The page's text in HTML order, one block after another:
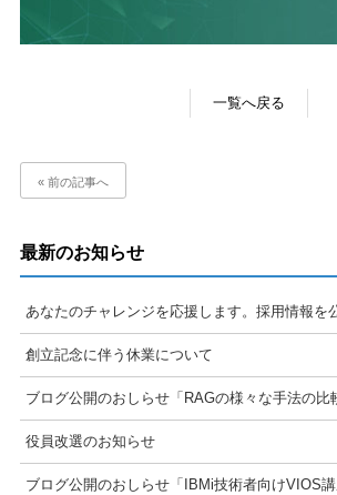
一覧へ戻る
« 前の記事へ
最新のお知らせ
あなたのチャレンジを応援します。採用情報を
創立記念に伴う休業について
ブログ公開のおしらせ「RAGの様々な手法の比
役員改選のお知らせ
ブログ公開のおしらせ「IBMi技術者向けVIOS